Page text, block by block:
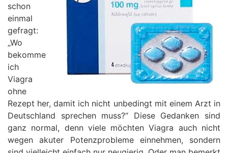
schon
einmal
gefragt:
„Wo
bekomme
ich
Viagra
ohne
Rezept her, damit ich nicht unbedingt mit einem Arzt in
Deutschland sprechen muss?“ Diese Gedanken sind
ganz normal, denn viele möchten Viagra auch nicht
wegen akuter Potenzprobleme einnehmen, sondern